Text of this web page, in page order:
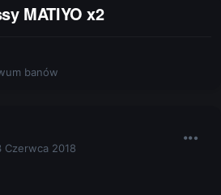
MATIYO x2
banów
Czerwca 2018